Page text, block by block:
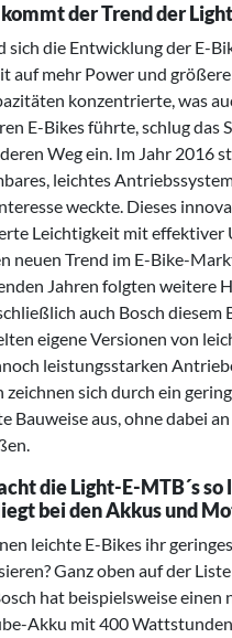
der Trend der
sich die Entwicklung der E-
auf mehr Power und größere
konzentrierte, was
E-Bikes führte, schlug das
Weg ein. Im Jahr 2016
leichtes
weckte. Dieses
Leichtigkeit mit effektiver
neuen Trend im E-Bike-
Jahren folgten weitere
auch Bosch diesem
eigene Versionen von
leistungsstarken
sich durch ein
Bauweise aus, ohne dabei
die Light-E-MTB´s so
bei den Akkus und
leichte E-Bikes ihr
Ganz oben auf der
hat beispielsweise einen
Akku mit 400